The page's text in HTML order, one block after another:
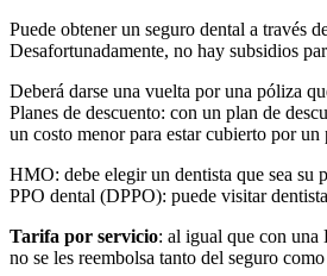
Puede obtener un seguro dental a través
Desafortunadamente, no hay subsidios
Deberá darse una vuelta por una póliza
Planes de descuento: con un plan de
un costo menor para estar cubierto por
HMO: debe elegir un dentista que sea su
PPO dental (DPPO): puede visitar
Tarifa por servicio: al igual que con una
no se les reembolsa tanto del seguro